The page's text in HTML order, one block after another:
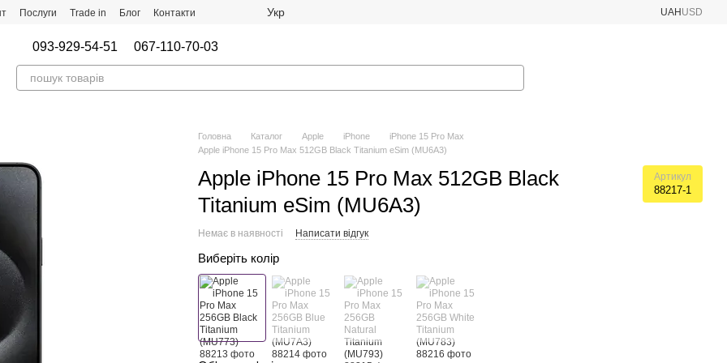
Послуги Trade in Блог Контакти Укр UAH USD
093-929-54-51 067-110-70-03
Головна Каталог Apple iPhone
iPhone 15 Pro Max
Apple iPhone 15 Pro Max 512GB Black Titanium eSim (MU6A3)
Apple iPhone 15 Pro Max 512GB Black
Titanium eSim (MU6A3)
Артикул
88217-1
Немає в наявності Написати відгук
Виберіть колір